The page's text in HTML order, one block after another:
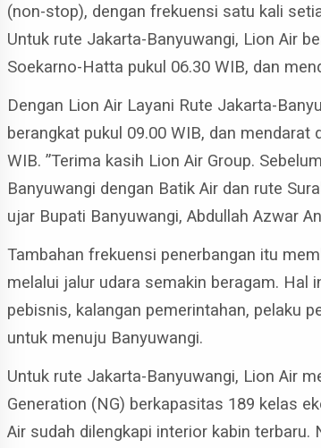
(non-stop), dengan frekuensi satu kali
Untuk rute Jakarta-Banyuwangi, Lion Air
Soekarno-Hatta pukul 06.30 WIB, dan
Dengan Lion Air Layani Rute Jakarta-
berangkat pukul 09.00 WIB, dan
WIB. ”Terima kasih Lion Air Group.
Banyuwangi dengan Batik Air dan rute
ujar Bupati Banyuwangi, Abdullah Azwar
Tambahan frekuensi penerbangan itu
melalui jalur udara semakin beragam. Hal
pebisnis, kalangan pemerintahan, pelaku
untuk menuju Banyuwangi.
Untuk rute Jakarta-Banyuwangi, Lion Air
Generation (NG) berkapasitas 189 kelas
Air sudah dilengkapi interior kabin terbaru.